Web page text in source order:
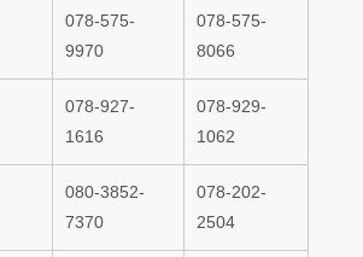
078-575-
9970
078-575-
8066
078-927-
1616
078-929-
1062
080-3852-
7370
078-202-
2504